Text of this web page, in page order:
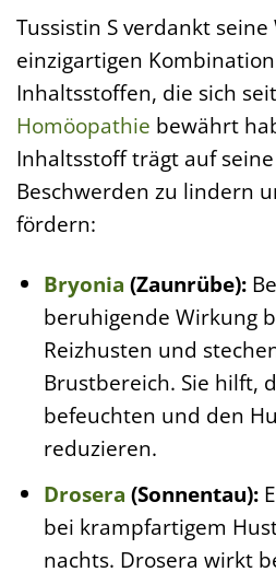
Tussistin S verdankt
einzigartigen
Inhaltsstoffen, die sich
Homöopathie bewährt
Inhaltsstoff trägt auf
Beschwerden zu lindern
fördern:
Bryonia (Zaunrübe):
beruhigende Wirkung
Reizhusten und
Brustbereich. Sie hilft,
befeuchten und den
reduzieren.
Drosera (Sonnentau):
bei krampfartigem
nachts. Drosera wirkt